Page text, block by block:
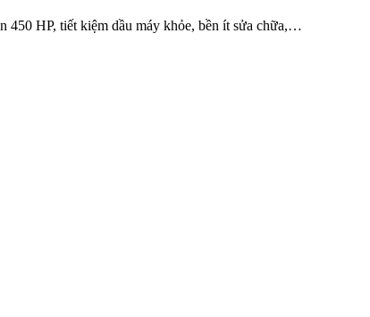
450 HP, tiết kiệm dầu máy khỏe, bền ít sửa chữa,…